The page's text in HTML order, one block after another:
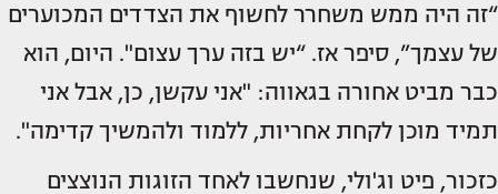
“זה היה ממש משחרר לחשוף את הצדדים המכוערים
של עצמך”, סיפר אז. “יש בזה ערך עצום". היום, הוא
כבר מביט אחורה בגאווה: "אני עקשן, כן, אבל אני
תמיד מוכן לקחת אחריות, ללמוד ולהמשיך קדימה".
כזכור, פיט וג'ולי, שנחשבו לאחד הזוגות הנוצצים